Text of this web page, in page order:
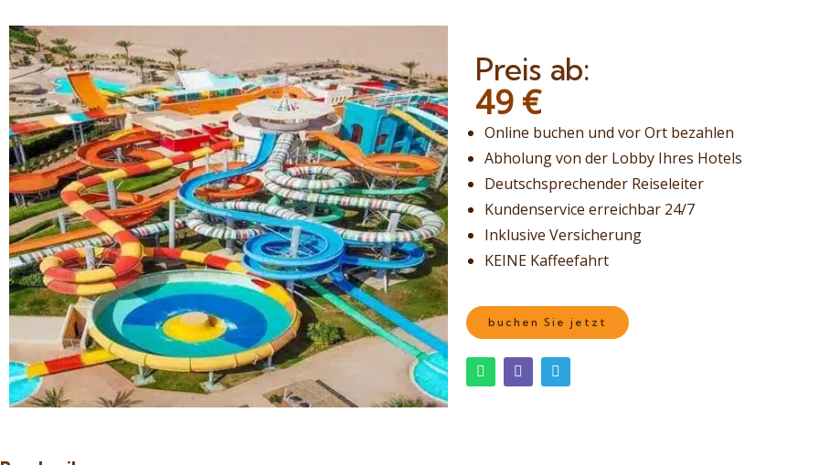
Preis ab:
49 €
Online buchen und vor Ort bezahlen
Abholung von der Lobby Ihres Hotels
Deutschsprechender Reiseleiter
Kundenservice erreichbar 24/7
Inklusive Versicherung
KEINE Kaffeefahrt
buchen Sie jetzt